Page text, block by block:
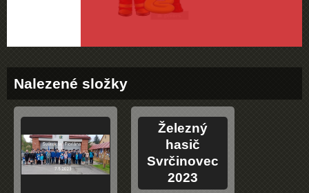
Nalezené složky
Železný
hasič
Svrčinovec
2023